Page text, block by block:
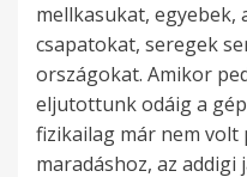
mellkasukat, egyebek,
csapatokat, seregek
országokat. Amikor
eljutottunk odáig a
fizikailag már nem
maradáshoz, az